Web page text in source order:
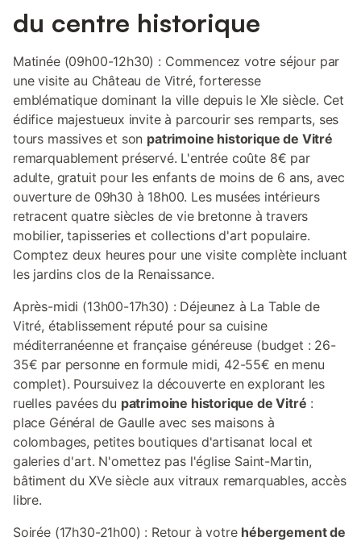
du centre historique
Matinée (09h00-12h30) : Commencez votre séjour par
une visite au Château de Vitré, forteresse
emblématique dominant la ville depuis le XIe siècle. Cet
édifice majestueux invite à parcourir ses remparts, ses
tours massives et son patrimoine historique de Vitré
remarquablement préservé. L'entrée coûte 8€ par
adulte, gratuit pour les enfants de moins de 6 ans, avec
ouverture de 09h30 à 18h00. Les musées intérieurs
retracent quatre siècles de vie bretonne à travers
mobilier, tapisseries et collections d'art populaire.
Comptez deux heures pour une visite complète incluant
les jardins clos de la Renaissance.
Après-midi (13h00-17h30) : Déjeunez à La Table de
Vitré, établissement réputé pour sa cuisine
méditerranéenne et française généreuse (budget : 26-
35€ par personne en formule midi, 42-55€ en menu
complet). Poursuivez la découverte en explorant les
ruelles pavées du patrimoine historique de Vitré :
place Général de Gaulle avec ses maisons à
colombages, petites boutiques d'artisanat local et
galeries d'art. N'omettez pas l'église Saint-Martin,
bâtiment du XVe siècle aux vitraux remarquables, accès
libre.
Soirée (17h30-21h00) : Retour à votre hébergement de